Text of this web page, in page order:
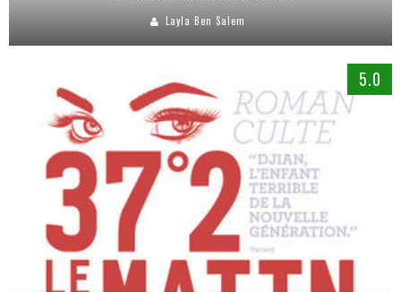
Layla Ben Salem
5.0